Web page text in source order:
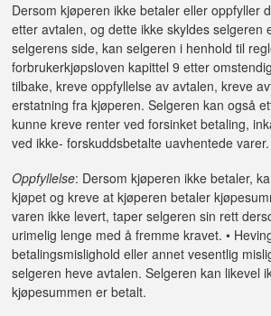
Dersom kjøperen ikke betaler eller oppfyller
etter avtalen, og dette ikke skyldes selgeren
selgerens side, kan selgeren i henhold til
forbrukerkjøpsloven kapittel 9 etter
tilbake, kreve oppfyllelse av avtalen, kreve
erstatning fra kjøperen. Selgeren kan også
kunne kreve renter ved forsinket betaling,
ved ikke- forskuddsbetalte uavhentede varer.
Oppfyllelse: Dersom kjøperen ikke betaler,
kjøpet og kreve at kjøperen betaler
varen ikke levert, taper selgeren sin rett
urimelig lenge med å fremme kravet. •
betalingsmislighold eller annet vesentlig
selgeren heve avtalen. Selgeren kan likevel
kjøpesummen er betalt.